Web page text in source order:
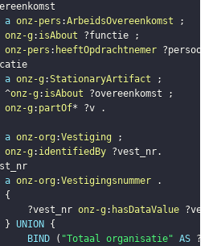
a onz-pers :ArbeidsOvereenkomst
;
onz-g : isAbout ?functie
;
onz-pers : heeftOpdrachtnemer ?persoon
a onz-g :StationaryArtifact
;
^
onz-g : isAbout ?overeenkomst
;
onz-g : partOf* ?v
.
a onz-org :Vestiging
;
onz-g : identifiedBy ?vest_nr.
a onz-org :Vestigingsnummer
.
{
?vest_nr onz-g : hasDataValue
} UNION
{
BIND ( "Totaal organisatie" AS